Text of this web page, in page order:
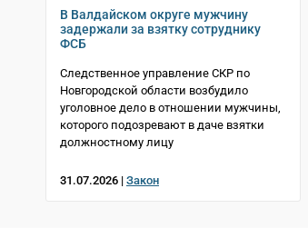
В Валдайском округе мужчину
задержали за взятку сотруднику
ФСБ
Следственное управление СКР по
Новгородской области возбудило
уголовное дело в отношении мужчины,
которого подозревают в даче взятки
должностному лицу
31.07.2026 | Закон